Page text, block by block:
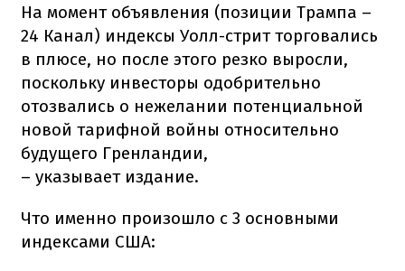
На момент объявления (позиции Трампа –
24 Канал) индексы Уолл-стрит торговались
в плюсе, но после этого резко выросли,
поскольку инвесторы одобрительно
отозвались о нежелании потенциальной
новой тарифной войны относительно
будущего Гренландии,
– указывает издание.
Что именно произошло с 3 основными
индексами США: